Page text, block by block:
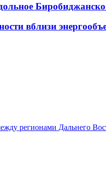
вблизи
регионами Дальнего